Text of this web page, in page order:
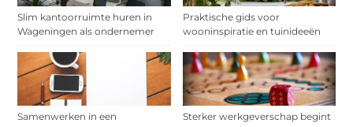
Slim kantoorruimte huren in
Wageningen als ondernemer
Praktische gids voor
wooninspiratie en tuinideeën
Samenwerken in een
Sterker werkgeverschap begint